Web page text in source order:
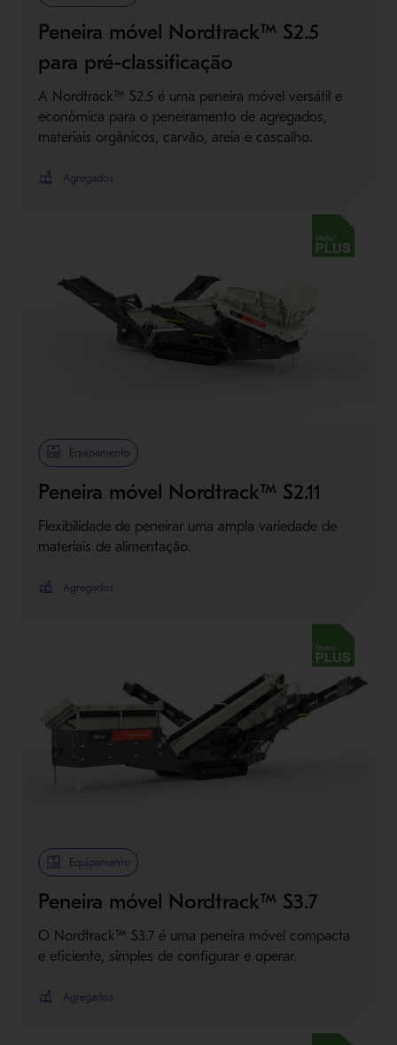
Peneira móvel Nordtrack™ S2.5
para pré-classificação
A Nordtrack™ S2.5 é uma peneira móvel versátil e
econômica para o peneiramento de agregados,
materiais orgânicos, carvão, areia e cascalho.
Agregados
Metso PlusEquipamento
Peneira móvel Nordtrack™ S2.11
Flexibilidade de peneirar uma ampla variedade de
materiais de alimentação.
Agregados
Metso PlusEquipamento
Peneira móvel Nordtrack™ S3.7
O Nordtrack™ S3.7 é uma peneira móvel compacta
e eficiente, simples de configurar e operar.
Agregados